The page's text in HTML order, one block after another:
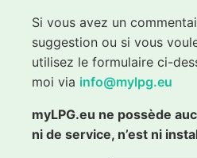
Si vous avez un
suggestion ou si vous
utilisez le formulaire ci-
moi via info@mylpg.eu
myLPG.eu ne possède
ni de service, n’est ni